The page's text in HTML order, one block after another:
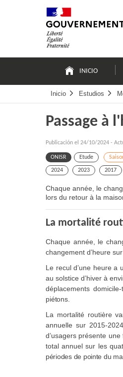
principale
INICIO
Inicio Estudios
Passage à
Publicación el 24/10/2024 -
ONISR Etude
2024 2023 2017
Chaque année, le
lors du retour à la
La mortalité
Chaque année, le
changement d’heure
Le recul d’une heure a
au solstice d’hiver à
déplacements
piétons.
La mortalité routière
annuelle sur 2015-
d’usagers présente
total annuel sur les
périodes de pointe du